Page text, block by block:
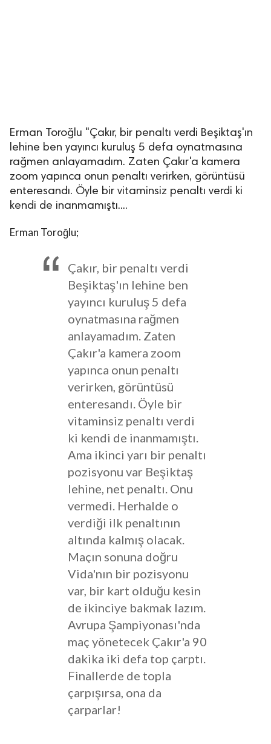
Erman Toroğlu "Çakır, bir penaltı verdi Beşiktaş'ın
lehine ben yayıncı kuruluş 5 defa oynatmasına
rağmen anlayamadım. Zaten Çakır'a kamera
zoom yapınca onun penaltı verirken, görüntüsü
enteresandı. Öyle bir vitaminsiz penaltı verdi ki
kendi de inanmamıştı....
Erman Toroğlu;
Çakır, bir penaltı verdi
Beşiktaş'ın lehine ben
yayıncı kuruluş 5 defa
oynatmasına rağmen
anlayamadım. Zaten
Çakır'a kamera zoom
yapınca onun penaltı
verirken, görüntüsü
enteresandı. Öyle bir
vitaminsiz penaltı verdi
ki kendi de inanmamıştı.
Ama ikinci yarı bir penaltı
pozisyonu var Beşiktaş
lehine, net penaltı. Onu
vermedi. Herhalde o
verdiği ilk penaltının
altında kalmış olacak.
Maçın sonuna doğru
Vida'nın bir pozisyonu
var, bir kart olduğu kesin
de ikinciye bakmak lazım.
Avrupa Şampiyonası'nda
maç yönetecek Çakır'a 90
dakika iki defa top çarptı.
Finallerde de topla
çarpışırsa, ona da
çarparlar!